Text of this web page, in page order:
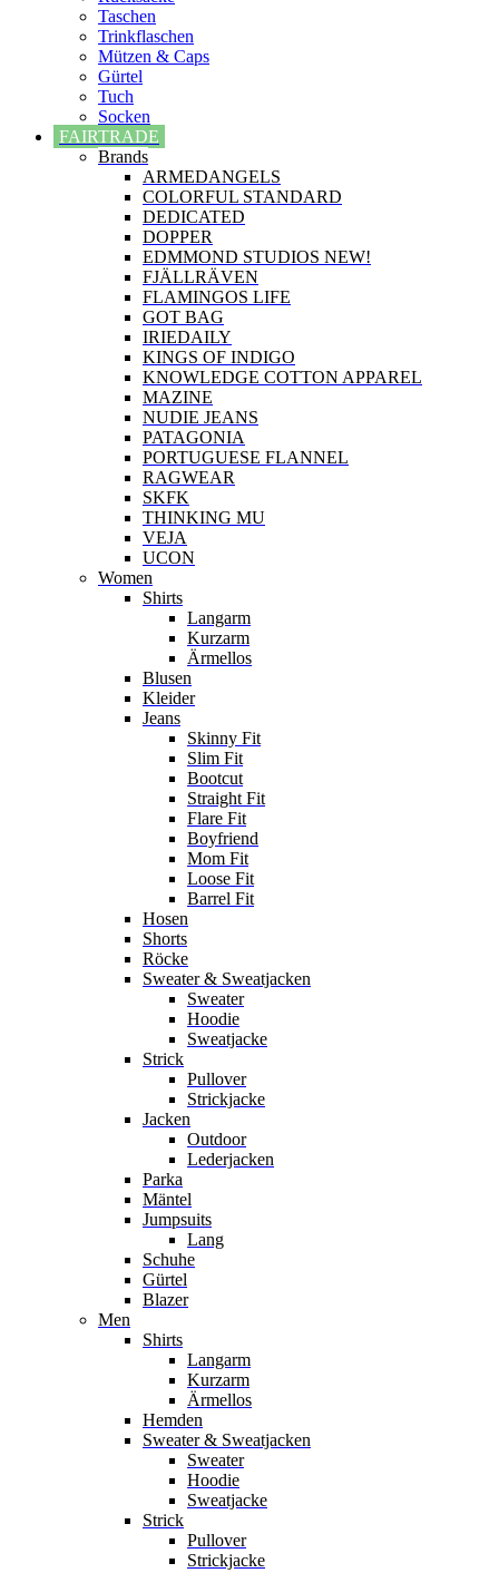
Taschen
Trinkflaschen
Mützen & Caps
Gürtel
Tuch
Socken
FAIRTRADE
Brands
ARMEDANGELS
COLORFUL STANDARD
DEDICATED
DOPPER
EDMMOND STUDIOS NEW!
FJÄLLRÄVEN
FLAMINGOS LIFE
GOT BAG
IRIEDAILY
KINGS OF INDIGO
KNOWLEDGE COTTON APPAREL
MAZINE
NUDIE JEANS
PATAGONIA
PORTUGUESE FLANNEL
RAGWEAR
SKFK
THINKING MU
VEJA
UCON
Women
Shirts
Langarm
Kurzarm
Ärmellos
Blusen
Kleider
Jeans
Skinny Fit
Slim Fit
Bootcut
Straight Fit
Flare Fit
Boyfriend
Mom Fit
Loose Fit
Barrel Fit
Hosen
Shorts
Röcke
Sweater & Sweatjacken
Sweater
Hoodie
Sweatjacke
Strick
Pullover
Strickjacke
Jacken
Outdoor
Lederjacken
Parka
Mäntel
Jumpsuits
Lang
Schuhe
Gürtel
Blazer
Men
Shirts
Langarm
Kurzarm
Ärmellos
Hemden
Sweater & Sweatjacken
Sweater
Hoodie
Sweatjacke
Strick
Pullover
Strickjacke